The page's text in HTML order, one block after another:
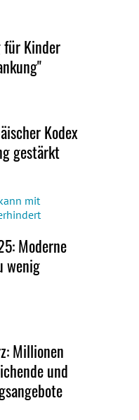
für Kinder
Kodex
gestärkt
Moderne
wenig
Millionen
und